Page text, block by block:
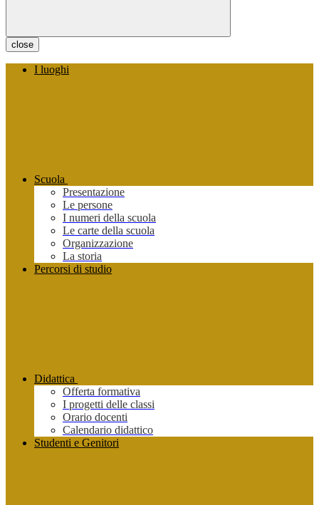
close
I luoghi
Scuola
Presentazione
Le persone
I numeri della scuola
Le carte della scuola
Organizzazione
La storia
Percorsi di studio
Didattica
Offerta formativa
I progetti delle classi
Orario docenti
Calendario didattico
Studenti e Genitori